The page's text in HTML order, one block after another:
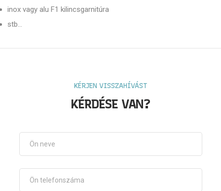
inox vagy alu F1 kilincsgarnitúra
stb...
KÉRJEN VISSZAHÍVÁST
KÉRDÉSE VAN?